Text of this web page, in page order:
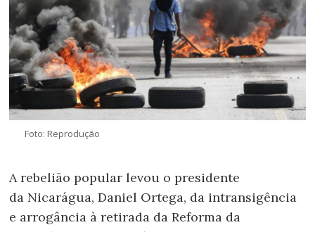
Foto: Reprodução
A rebelião popular levou o presidente
da Nicarágua, Daniel Ortega, da intransigência
e arrogância à retirada da Reforma da